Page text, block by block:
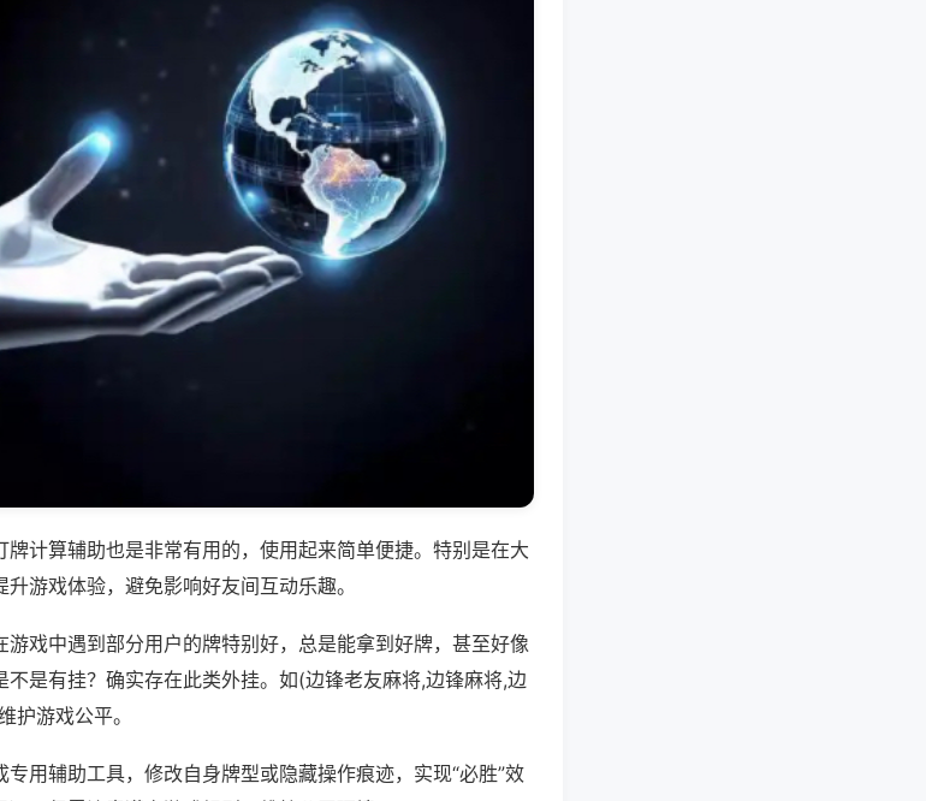
计算辅助也是非常有用的，使用起来简单便捷。特别是在大
游戏体验，避免影响好友间互动乐趣。
戏中遇到部分用户的牌特别好，总是能拿到好牌，甚至好像
是有挂？确实存在此类外挂。如(边锋老友麻将,边锋麻将,边
护游戏公平。
用辅助工具，修改自身牌型或隐藏操作痕迹，实现“必胜”效